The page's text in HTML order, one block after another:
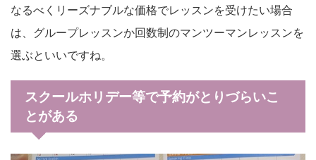
なるべくリーズナブルな価格でレッスンを受けたい場合
は、グループレッスンか回数制のマンツーマンレッスンを
選ぶといいですね。
スクールホリデー等で予約がとりづらいこ
とがある